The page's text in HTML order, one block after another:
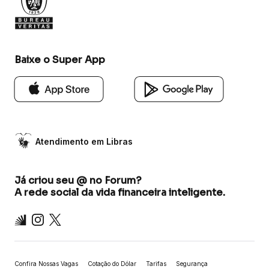
Baixe o Super App
Atendimento em Libras
Já criou seu @ no Forum?
A rede social da vida financeira inteligente.
Inter Instagram
X
Confira Nossas Vagas Cotação do Dólar Tarifas Segurança